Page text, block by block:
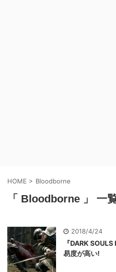
HOME > Bloodborne
「 Bloodborne 」 一
2018/4/24
『DARK
易度が高い!